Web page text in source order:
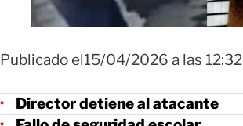
Publicado el15/04/2026 a las 12:32
Director detiene al atacante